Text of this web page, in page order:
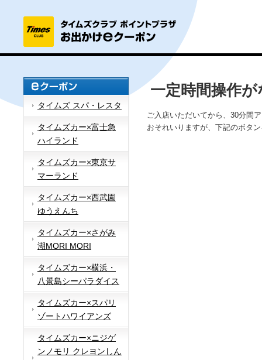
タイムズ スパ・レスタ
タイムズカー×富士急
ハイランド
タイムズカー×東京サ
マーランド
タイムズカー×西武園
ゆうえんち
タイムズカー×さがみ
湖MORI MORI
タイムズカー×横浜・
八景島シーパラダイス
タイムズカー×スパリ
ゾートハワイアンズ
タイムズカー×ニジゲ
ンノモリ クレヨンしん
一定時間操作
ご入店いただいてから、30分間
おそれいりますが、下記のボタ